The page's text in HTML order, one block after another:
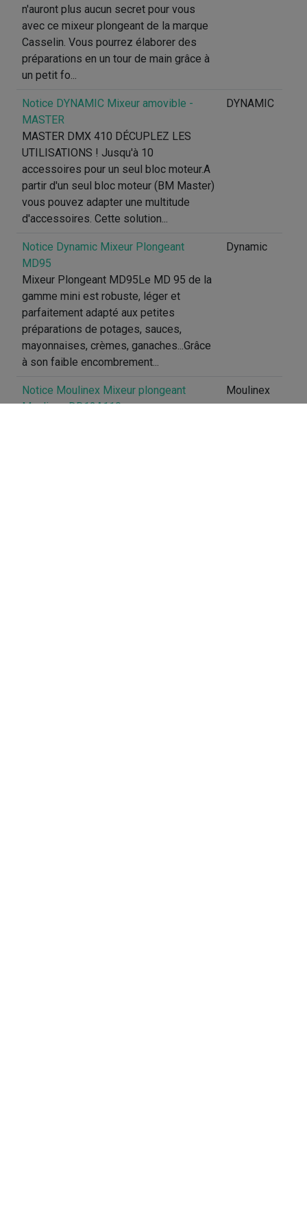
n'auront plus aucun secret pour vous
avec ce mixeur plongeant de la marque
Casselin. Vous pourrez élaborer des
préparations en un tour de main grâce à
un petit fo...
Notice DYNAMIC Mixeur amovible -
MASTER
MASTER DMX 410 DÉCUPLEZ LES
UTILISATIONS ! Jusqu'à 10
accessoires pour un seul bloc moteur.A
partir d'un seul bloc moteur (BM Master)
vous pouvez adapter une multitude
d'accessoires. Cette solution...
DYNAMIC
Notice Dynamic Mixeur Plongeant
MD95
Mixeur Plongeant MD95Le MD 95 de la
gamme mini est robuste, léger et
parfaitement adapté aux petites
préparations de potages, sauces,
mayonnaises, crèmes, ganaches...Grâce
à son faible encombrement...
Dynamic
Notice Moulinex Mixeur plongeant
Moulinex DD12A110
Moulinex